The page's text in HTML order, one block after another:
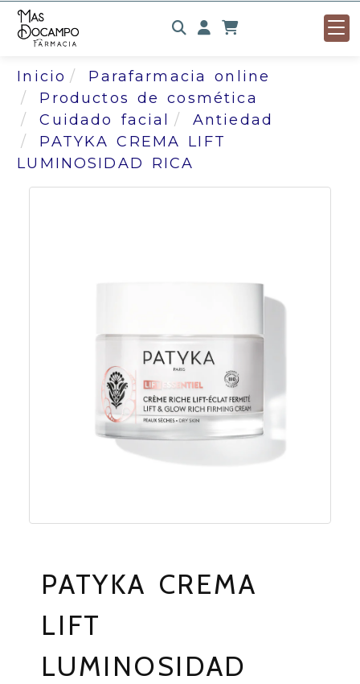
Identifícate
Inicio
Parafarmacia online
Productos de cosmética
Cuidado facial
Antiedad
PATYKA CREMA LIFT
LUMINOSIDAD RICA
PATYKA CREMA
LIFT
LUMINOSIDAD